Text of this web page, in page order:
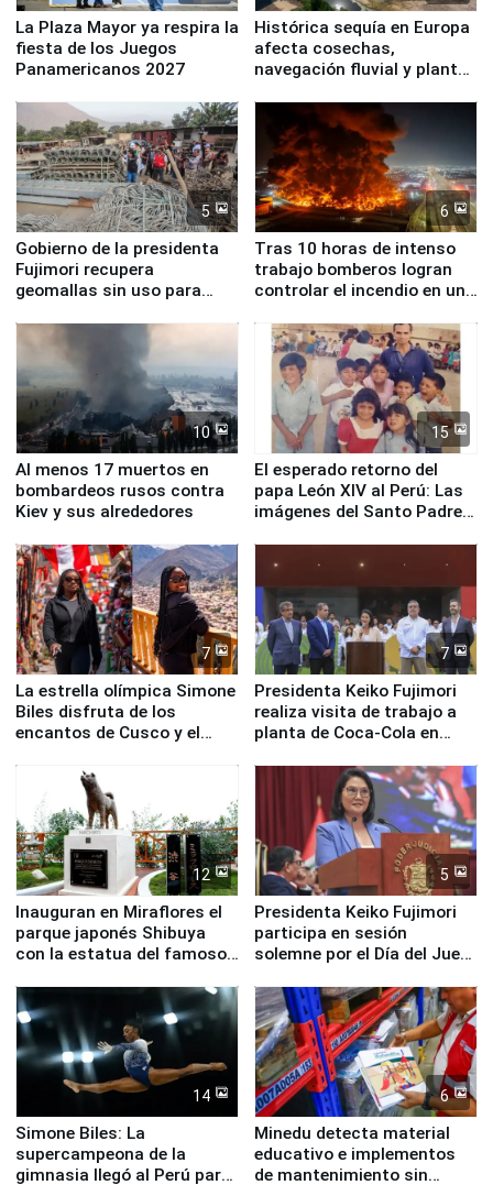
La Plaza Mayor ya respira la
fiesta de los Juegos
Panamericanos 2027
Histórica sequía en Europa
afecta cosechas,
navegación fluvial y plantas
5
Gobierno de la presidenta
Fujimori recupera
geomallas sin uso para
Fenómeno El Niño
6
Tras 10 horas de intenso
trabajo bomberos logran
controlar el incendio en una
de Chile
10
Al menos 17 muertos en
bombardeos rusos contra
Kiev y sus alrededores
15
El esperado retorno del
papa León XIV al Perú: Las
imágenes del Santo Padre
7
La estrella olímpica Simone
Biles disfruta de los
encantos de Cusco y el
7
Presidenta Keiko Fujimori
realiza visita de trabajo a
planta de Coca-Cola en
12
Inauguran en Miraflores el
parque japonés Shibuya
con la estatua del famoso
5
Presidenta Keiko Fujimori
participa en sesión
solemne por el Día del Juez
14
Simone Biles: La
supercampeona de la
gimnasia llegó al Perú para
6
Minedu detecta material
educativo e implementos
de mantenimiento sin